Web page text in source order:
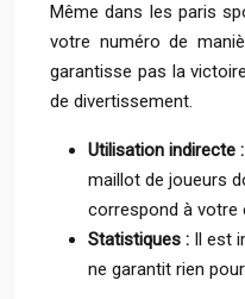
Même dans les paris
votre numéro de
garantisse pas la
de divertissement.
Utilisation indirecte :
maillot de joueurs
correspond à votre
Statistiques : Il est
ne garantit rien pour